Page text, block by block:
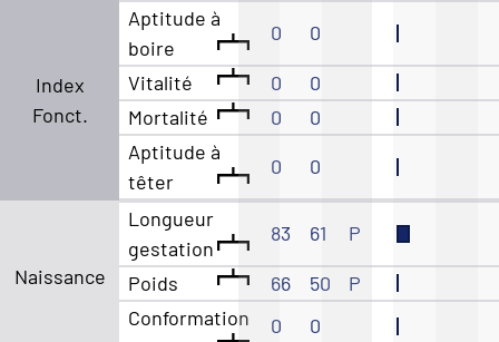
Index
Fonct.
Aptitude à
boire
0 0
Vitalité 0
0
Mortalité
0
0
Aptitude à
têter
0 0
Naissance
Longueur
gestation
83 61 P
Poids 66 50
P
Conformation
0 0